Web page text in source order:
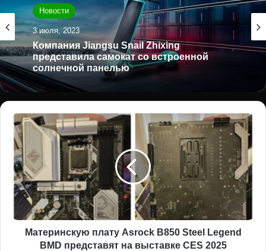
Новости
3 июля, 2023
Компания Jiangsu Snail Zhixing
представила самокат со встроенной
солнечной панелью
Материнскую
плату
Asrock
B850
Steel
Legend
BMD
представят
на
выставкеМатеринскую плату Asrock B850 Steel Legend
BMD представят на выставке CES 2025